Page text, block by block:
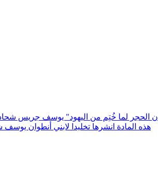
"ان الحجر لما خُتِم من اليهود" يوسف جريس
هذه المادة انشرها تخليدا لابني أنطوان